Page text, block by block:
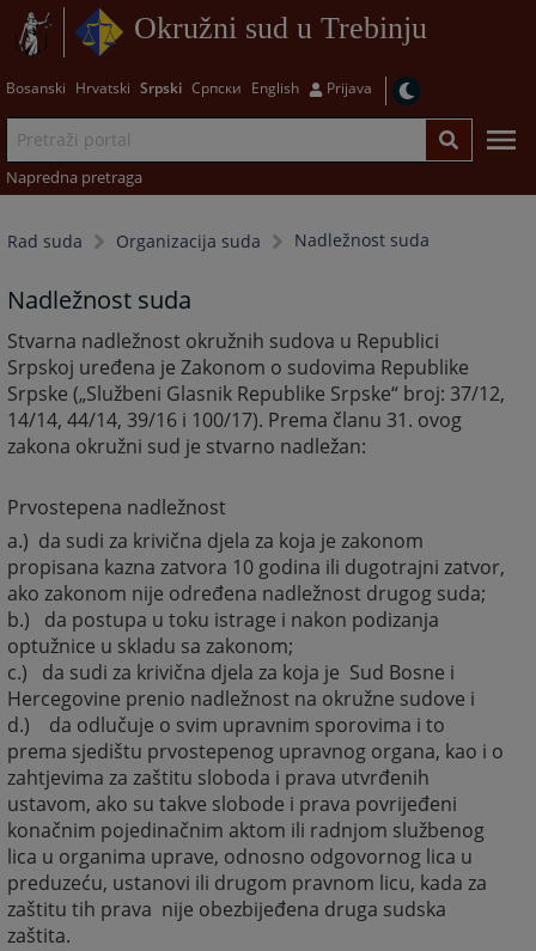
Okružni sud u Trebinju
Bosanski Hrvatski Srpski Српски English Prijava
Napredna pretraga
Rad suda Organizacija suda Nadležnost suda
Nadležnost suda
Stvarna nadležnost okružnih sudova u Republici
Srpskoj uređena je Zakonom o sudovima Republike
Srpske („Službeni Glasnik Republike Srpske“ broj: 37/12,
14/14, 44/14, 39/16 i 100/17). Prema članu 31. ovog
zakona okružni sud je stvarno nadležan:
Prvostepena nadležnost
a.) da sudi za krivična djela za koja je zakonom
propisana kazna zatvora 10 godina ili dugotrajni zatvor,
ako zakonom nije određena nadležnost drugog suda;
b.) da postupa u toku istrage i nakon podizanja
optužnice u skladu sa zakonom;
c.) da sudi za krivična djela za koja je Sud Bosne i
Hercegovine prenio nadležnost na okružne sudove i
d.) da odlučuje o svim upravnim sporovima i to
prema sjedištu prvostepenog upravnog organa, kao i o
zahtjevima za zaštitu sloboda i prava utvrđenih
ustavom, ako su takve slobode i prava povrijeđeni
konačnim pojedinačnim aktom ili radnjom službenog
lica u organima uprave, odnosno odgovornog lica u
preduzeću, ustanovi ili drugom pravnom licu, kada za
zaštitu tih prava nije obezbijeđena druga sudska
zaštita.